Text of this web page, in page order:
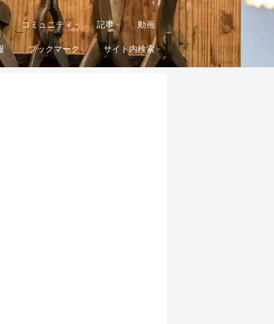
コミュニティ 記事 動画
ブックマーク サイト内検索